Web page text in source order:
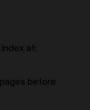
at:
before